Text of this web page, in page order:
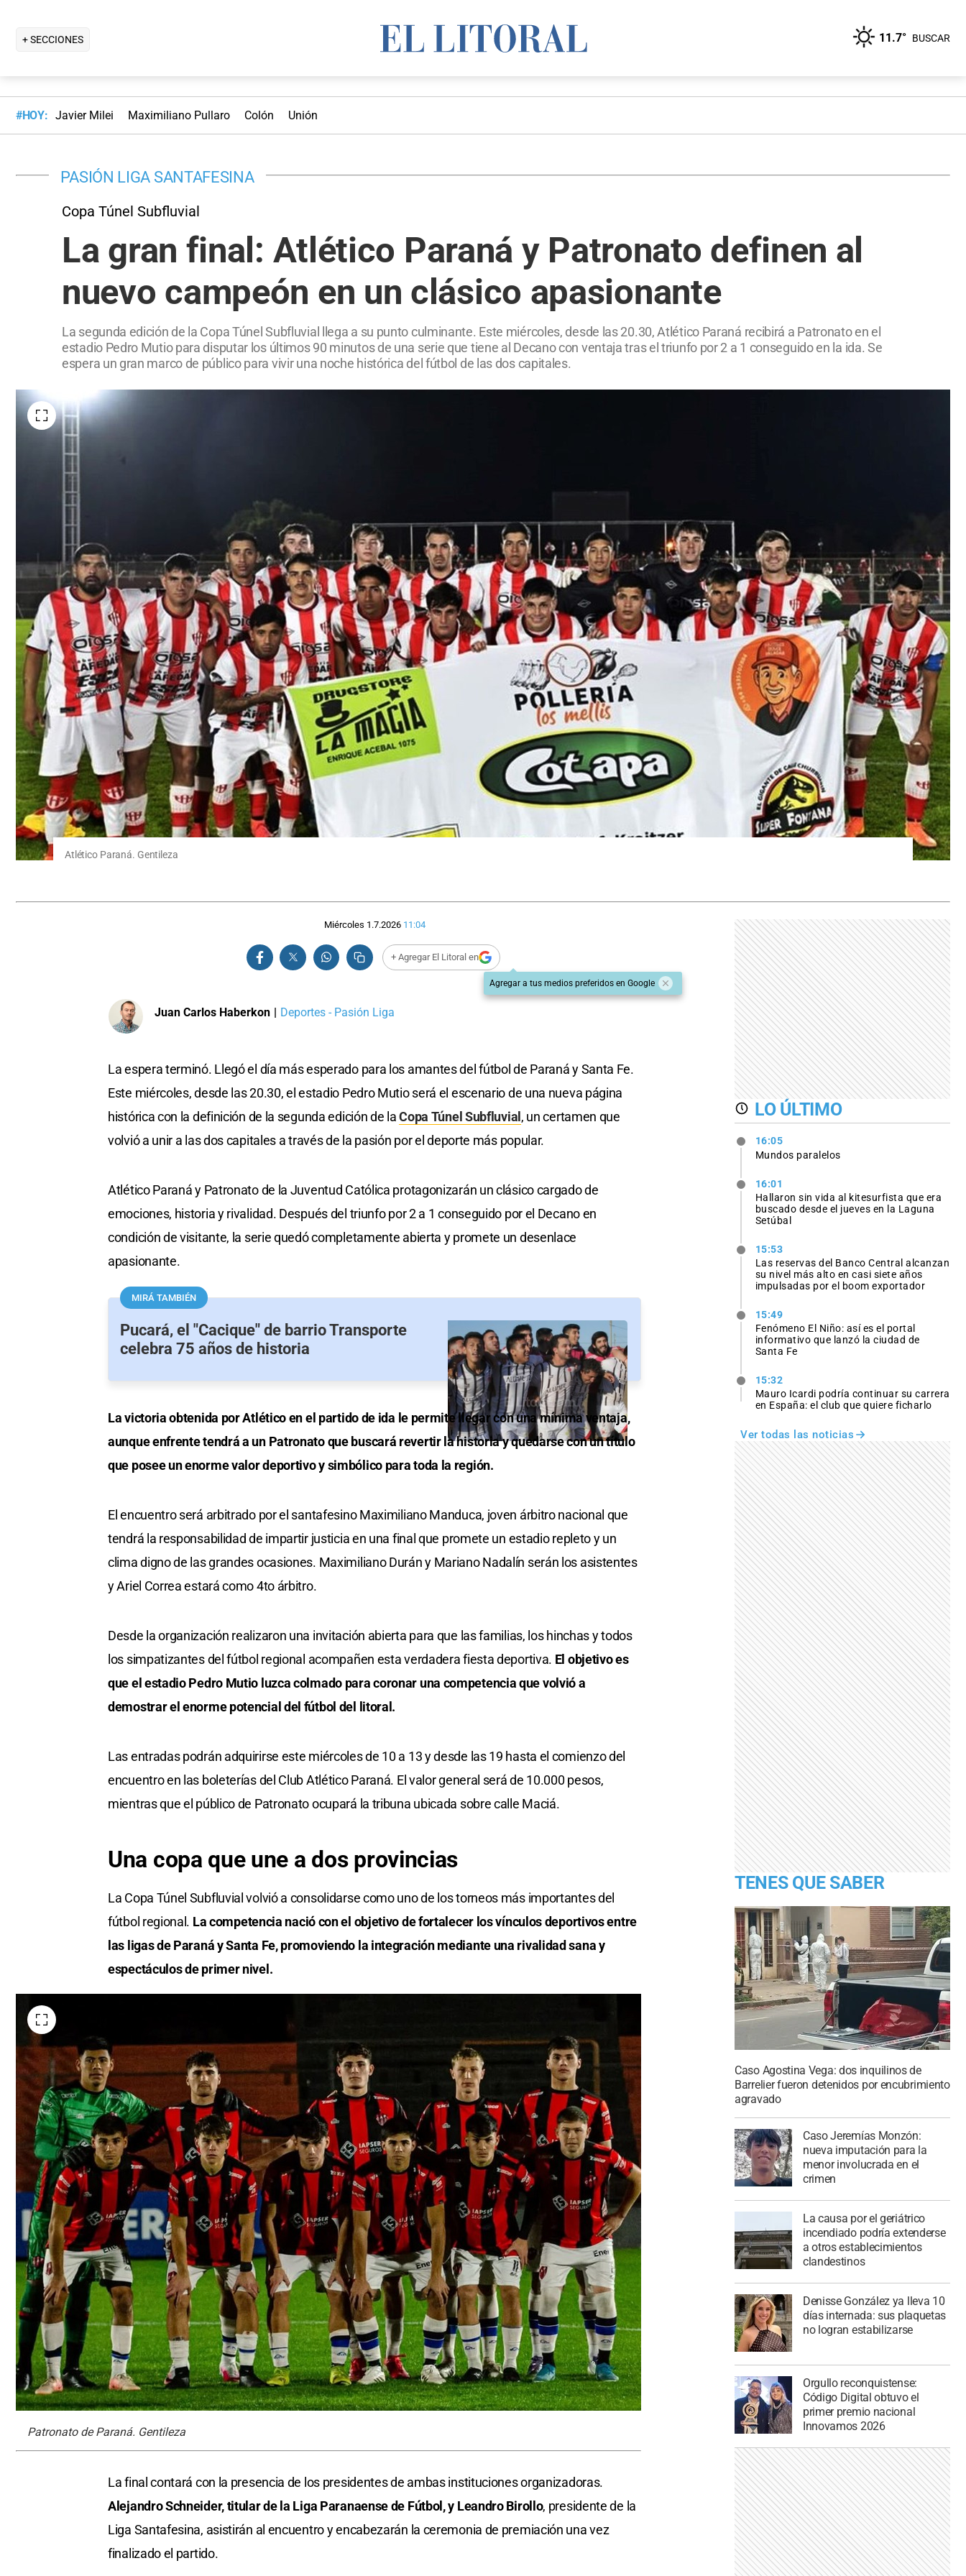
+ SECCIONES 11.7° BUSCAR
#HOY: Javier Milei Maximiliano Pullaro Colón Unión
PASIÓN LIGA SANTAFESINA
Copa Túnel Subfluvial
La gran final: Atlético Paraná y Patronato definen al
nuevo campeón en un clásico apasionante
La segunda edición de la Copa Túnel Subfluvial llega a su punto culminante. Este miércoles, desde las 20.30, Atlético Paraná recibirá a Patronato en el
estadio Pedro Mutio para disputar los últimos 90 minutos de una serie que tiene al Decano con ventaja tras el triunfo por 2 a 1 conseguido en la ida. Se
espera un gran marco de público para vivir una noche histórica del fútbol de las dos capitales.
Atlético Paraná. Gentileza
Miércoles 1.7.2026 11:04
+ Agregar El Litoral en
Agregar a tus medios preferidos en Google
Juan Carlos Haberkon | Deportes - Pasión Liga
La espera terminó. Llegó el día más esperado para los amantes del fútbol de Paraná y Santa Fe.
Este miércoles, desde las 20.30, el estadio Pedro Mutio será el escenario de una nueva página
histórica con la definición de la segunda edición de laCopa Túnel Subfluvial , un certamen que
volvió a unir a las dos capitales a través de la pasión por el deporte más popular.
Atlético Paraná y Patronato de la Juventud Católica protagonizarán un clásico cargado de
emociones, historia y rivalidad. Después del triunfo por 2 a 1 conseguido por el Decano en
condición de visitante, la serie quedó completamente abierta y promete un desenlace
apasionante.
MIRÁ TAMBIÉN
Pucará, el "Cacique" de barrio Transporte
celebra 75 años de historia
La victoria obtenida por Atlético en el partido de ida le permite llegar con una mínima ventaja,
aunque enfrente tendrá a un Patronato que buscará revertir la historia y quedarse con un título
que posee un enorme valor deportivo y simbólico para toda la región.
El encuentro será arbitrado por el santafesino Maximiliano Manduca, joven árbitro nacional que
tendrá la responsabilidad de impartir justicia en una final que promete un estadio repleto y un
clima digno de las grandes ocasiones. Maximiliano Durán y Mariano Nadalín serán los asistentes
y Ariel Correa estará como 4to árbitro.
Desde la organización realizaron una invitación abierta para que las familias, los hinchas y todos
los simpatizantes del fútbol regional acompañen esta verdadera fiesta deportiva. El objetivo es
que el estadio Pedro Mutio luzca colmado para coronar una competencia que volvió a
demostrar el enorme potencial del fútbol del litoral.
Las entradas podrán adquirirse este miércoles de 10 a 13 y desde las 19 hasta el comienzo del
encuentro en las boleterías del Club Atlético Paraná. El valor general será de 10.000 pesos,
mientras que el público de Patronato ocupará la tribuna ubicada sobre calle Maciá.
Una copa que une a dos provincias
La Copa Túnel Subfluvial volvió a consolidarse como uno de los torneos más importantes del
fútbol regional. La competencia nació con el objetivo de fortalecer los vínculos deportivos entre
las ligas de Paraná y Santa Fe, promoviendo la integración mediante una rivalidad sana y
espectáculos de primer nivel.
Patronato de Paraná. Gentileza
La final contará con la presencia de los presidentes de ambas instituciones organizadoras.
Alejandro Schneider, titular de la Liga Paranaense de Fútbol, y Leandro Birollo, presidente de la
Liga Santafesina, asistirán al encuentro y encabezarán la ceremonia de premiación una vez
finalizado el partido.
LO ÚLTIMO
16:05
Mundos paralelos
16:01
Hallaron sin vida al kitesurfista que era
buscado desde el jueves en la Laguna
Setúbal
15:53
Las reservas del Banco Central alcanzan
su nivel más alto en casi siete años
impulsadas por el boom exportador
15:49
Fenómeno El Niño: así es el portal
informativo que lanzó la ciudad de
Santa Fe
15:32
Mauro Icardi podría continuar su carrera
en España: el club que quiere ficharlo
Ver todas las noticias
TENES QUE SABER
Caso Agostina Vega: dos inquilinos de
Barrelier fueron detenidos por encubrimiento
agravado
Caso Jeremías Monzón:
nueva imputación para la
menor involucrada en el
crimen
La causa por el geriátrico
incendiado podría extenderse
a otros establecimientos
clandestinos
Denisse González ya lleva 10
días internada: sus plaquetas
no logran estabilizarse
Orgullo reconquistense:
Código Digital obtuvo el
primer premio nacional
Innovamos 2026